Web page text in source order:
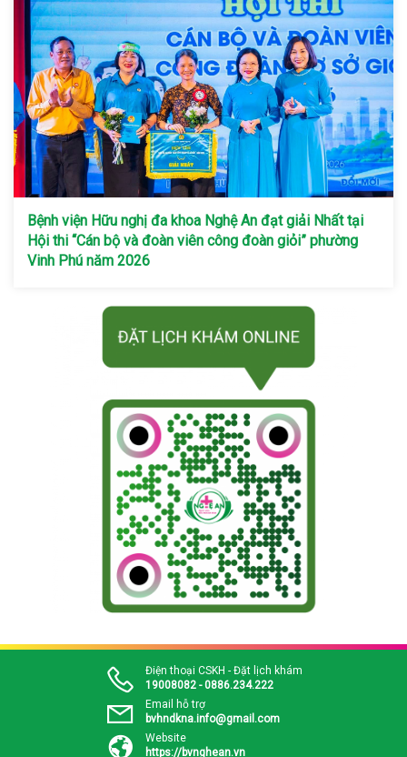
Bệnh viện Hữu nghị đa khoa Nghệ An đạt giải Nhất tại
Hội thi “Cán bộ và đoàn viên công đoàn giỏi” phường
Vinh Phú năm 2026
Điện thoại CSKH - Đặt lịch khám
19008082 - 0886.234.222
Email hỗ trợ
bvhndkna.info@gmail.com
Website
https://bvnghean.vn